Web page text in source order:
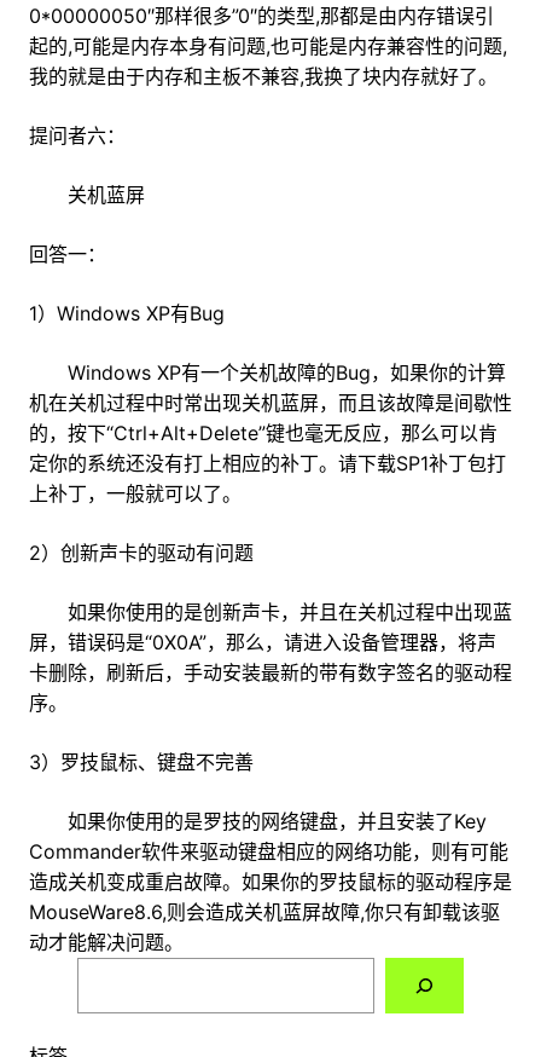
0*00000050″那样很多”0″的类型,那都是由内存错误引
起的,可能是内存本身有问题,也可能是内存兼容性的问题,
我的就是由于内存和主板不兼容,我换了块内存就好了。
提问者六：
关机蓝屏
回答一：
1）Windows XP有Bug
Windows XP有一个关机故障的Bug，如果你的计算
机在关机过程中时常出现关机蓝屏，而且该故障是间歇性
的，按下“Ctrl+Alt+Delete”键也毫无反应，那么可以肯
定你的系统还没有打上相应的补丁。请下载SP1补丁包打
上补丁，一般就可以了。
2）创新声卡的驱动有问题
如果你使用的是创新声卡，并且在关机过程中出现蓝
屏，错误码是“0X0A”，那么，请进入设备管理器，将声
卡删除，刷新后，手动安装最新的带有数字签名的驱动程
序。
3）罗技鼠标、键盘不完善
如果你使用的是罗技的网络键盘，并且安装了Key
Commander软件来驱动键盘相应的网络功能，则有可能
造成关机变成重启故障。如果你的罗技鼠标的驱动程序是
MouseWare8.6,则会造成关机蓝屏故障,你只有卸载该驱
动才能解决问题。